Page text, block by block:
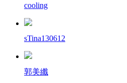
cooling
sTina130612
郭美纖